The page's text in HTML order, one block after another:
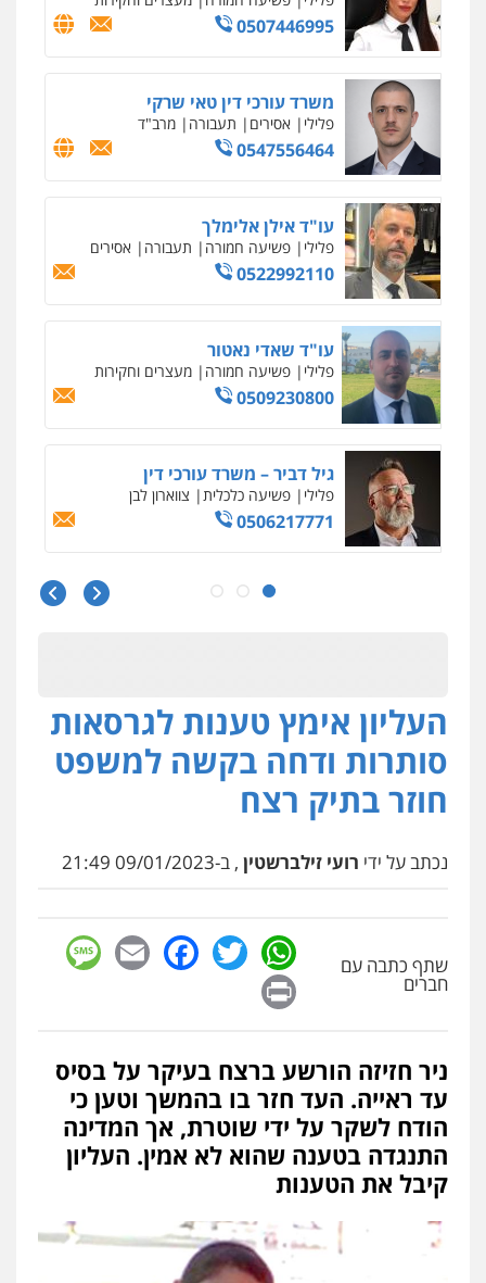
0507446995
משרד עורכי דין טאי שרקי
פלילי אסירים תעבורה מרב"ד
0547556464
עו"ד אילן אלימלך
פלילי פשיעה חמורה תעבורה אסירים
0522992110
עו"ד שאדי נאטור
פלילי פשיעה חמורה מעצרים וחקירות
0509230800
גיל דביר – משרד עורכי דין
פלילי פשיעה כלכלית צווארון לבן
0506217771
סלימאן אבו שעירה – משרד עורכי דין
עו"ד אסף גונן
פלילי פשע חמור תעבורה צבא מעצרים
וחקירות
0542255161
פלילי פשיעה חמורה סמים מעצרים
וחקירות
עו"ד ראוף נג'אר
עורכי דין לענייני אסירים
רכוש
דוד אפרים משרד עורכי דין
פלילי צווארון לבן מס הכנסה מע"מ
0506209859
עדי כרמלי – חברת עו"ד
כלכלי עורכי דין לענייני אסירים
0525060666
העליון אימץ טענות לגרסאות
סותרות ודחה בקשה למשפט
חוזר בתיק רצח
נכתב על ידי רועי זילברשטין , ב-09/01/2023 21:49
שתף כתבה עם
חברים
WhatsApp
Twitter
Facebook
Email
ניר חזיזה הורשע ברצח בעיקר על בסיס
עד ראייה. העד חזר בו בהמשך וטען כי
הודח לשקר על ידי שוטרת, אך המדינה
התנגדה בטענה שהוא לא אמין. העליון
קיבל את הטענות